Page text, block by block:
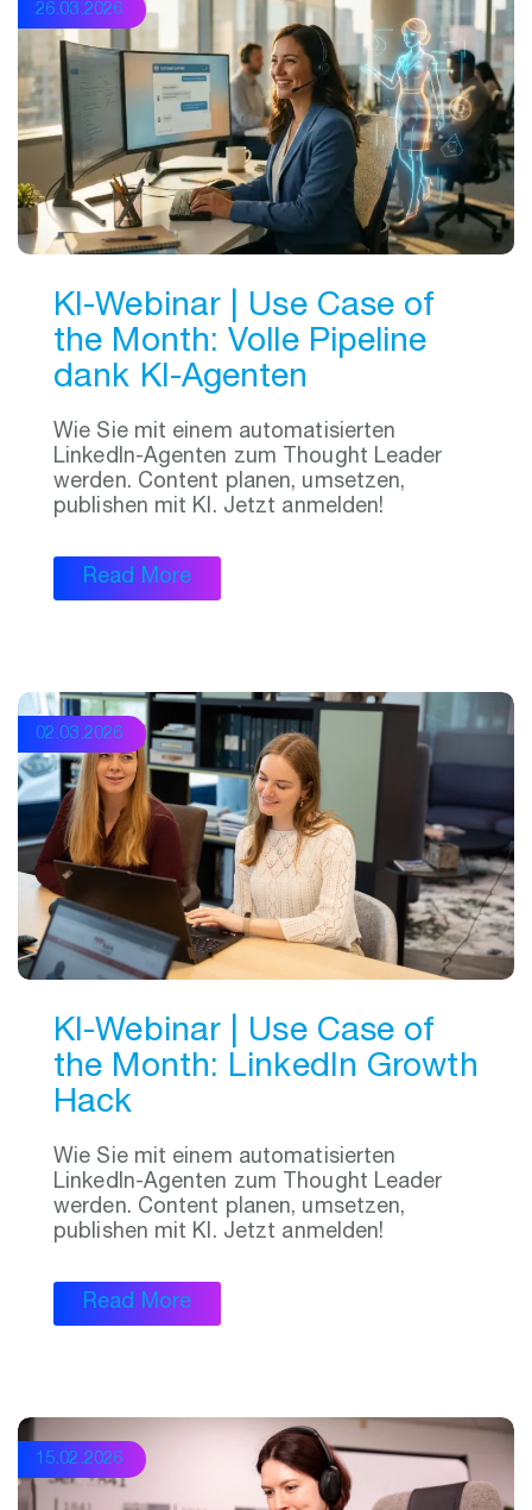
26.03.2026
KI-Webinar | Use Case of
the Month: Volle Pipeline
dank KI‑Agenten
Wie Sie mit einem automatisierten
LinkedIn-Agenten zum Thought Leader
werden. Content planen, umsetzen,
publishen mit KI. Jetzt anmelden!
Read More
02.03.2026
KI-Webinar | Use Case of
the Month: LinkedIn Growth
Hack
Wie Sie mit einem automatisierten
LinkedIn-Agenten zum Thought Leader
werden. Content planen, umsetzen,
publishen mit KI. Jetzt anmelden!
Read More
15.02.2026